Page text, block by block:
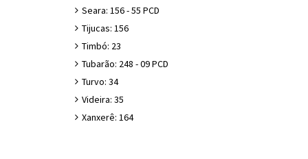
Seara: 156 - 55 PCD
Tijucas: 156
Timbó: 23
Tubarão: 248 - 09 PCD
Turvo: 34
Videira: 35
Xanxerê: 164